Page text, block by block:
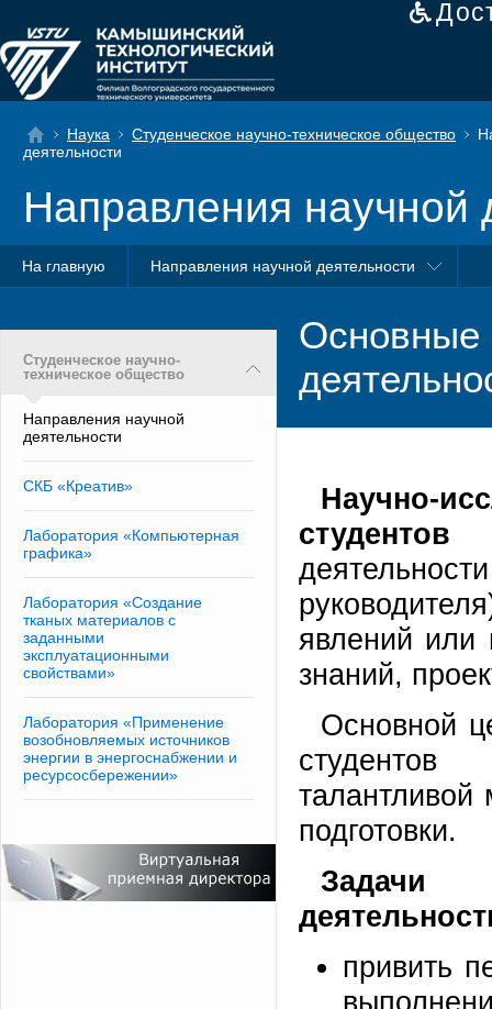
Наука Студенческое научно-техническое общество
деятельности
Направления научной
На главную Направления научной деятельности
Студенческое научно-
техническое общество
Направления научной
деятельности
СКБ «Креатив»
Лаборатория «Компьютерная
графика»
Лаборатория «Создание
тканых материалов с
заданными
эксплуатационными
свойствами»
Лаборатория «Применение
возобновляемых источников
энергии в энергоснабжении и
ресурсосбережении»
Основные
Научно-
студентов
явлений или
знаний,
Основной
подготовки.
Задачи
привить